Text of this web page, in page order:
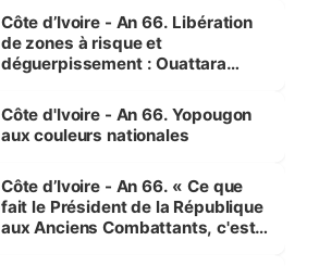
milieu des sinistrés
Côte d’Ivoire - An 66. Libération
de zones à risque et
déguerpissement : Ouattara
l'Etat de droit pour préserver les
vies humaines »
Côte d'Ivoire - An 66. Yopougon
aux couleurs nationales
Côte d’Ivoire - An 66. « Ce que
fait le Président de la République
aux Anciens Combattants, c'est